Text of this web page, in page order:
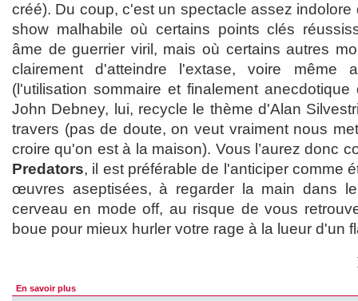
créé). Du coup, c'est un spectacle assez
show malhabile où certains points clés
âme de guerrier viril, mais où certains autres
clairement d'atteindre l'extase, voire même
(l'utilisation sommaire et finalement
John Debney, lui, recycle le thème d'Alan
travers (pas de doute, on veut vraiment nous
croire qu'on est à la maison). Vous l’aurez donc
Predators, il est préférable de l'anticiper comme
œuvres aseptisées, à regarder la main dans
cerveau en mode off, au risque de vous
boue pour mieux hurler votre rage à la lueur d'un
En savoir plus